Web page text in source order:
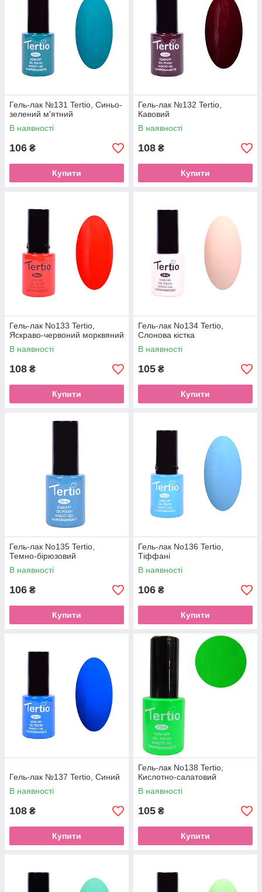
Гель-лак №131 Tertio, Синьо-
зелений м'ятний
В наявності
106 ₴
Купити
Гель-лак №132 Tertio,
Кавовий
В наявності
108 ₴
Купити
Гель-лак No133 Tertio,
Яскраво-червоний морквяний
В наявності
108 ₴
Купити
Гель-лак No134 Tertio,
Слонова кістка
В наявності
105 ₴
Купити
Гель-лак No135 Tertio,
Темно-бірюзовий
В наявності
106 ₴
Купити
Гель-лак No136 Tertio,
Тіффані
В наявності
106 ₴
Купити
Гель-лак №137 Tertio, Синий
В наявності
108 ₴
Купити
Гель-лак No138 Tertio,
Кислотно-салатовий
В наявності
105 ₴
Купити